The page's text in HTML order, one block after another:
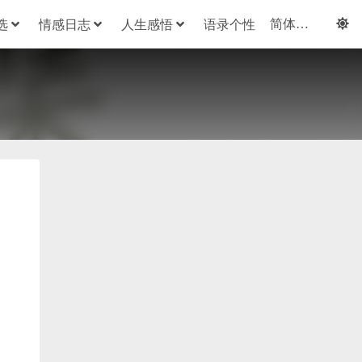
情感日志 人生感悟 语录个性